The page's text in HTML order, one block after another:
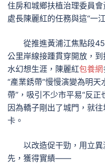
住房和城鄉扶植治理委員
處長陳麗紅的任務與這“一
從推進黃浦江焦點段
公里岸線接踵貫穿開放，
水幻想生涯，陳麗紅包養網
“產業銹帶”慢慢演變為明
帶”，吸引不少市平易“反正
因為轎子剛出了城門，就
卡。
以改造促干勁，用立
先，獲得實績——